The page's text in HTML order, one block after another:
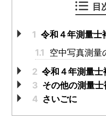
目
1 令和４年測量士
1.1
空中写真測量
2 令和４年測量
3 その他の測量士
4 さいごに